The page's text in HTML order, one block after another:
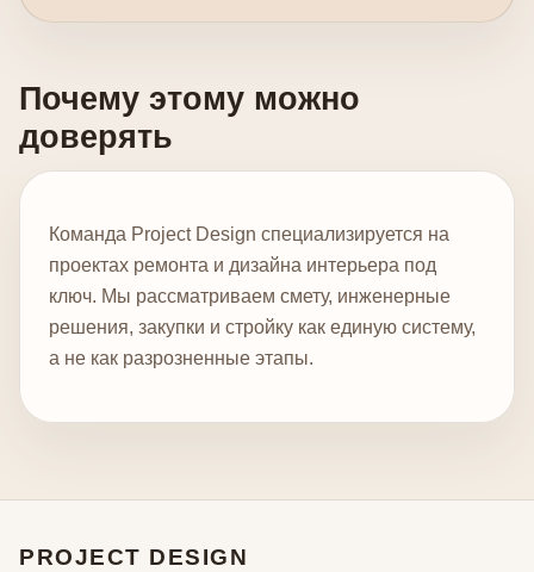
Почему этому можно
доверять
Команда Project Design специализируется на
проектах ремонта и дизайна интерьера под
ключ. Мы рассматриваем смету, инженерные
решения, закупки и стройку как единую систему,
а не как разрозненные этапы.
PROJECT DESIGN